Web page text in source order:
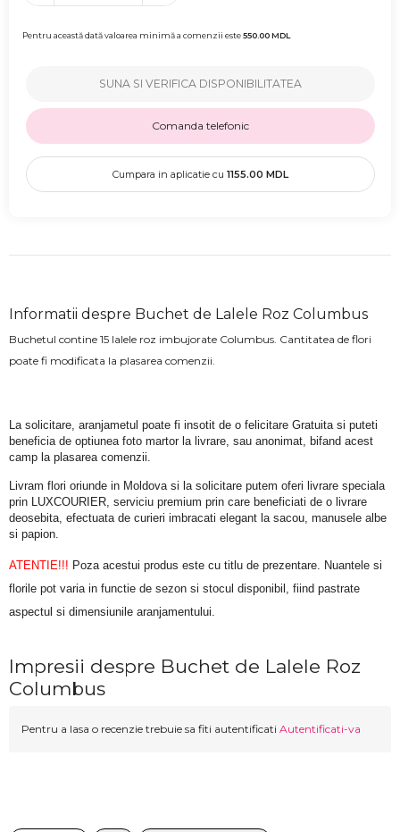
Pentru această dată valoarea minimă a comenzii este550.00MDL
SUNA SI VERIFICA DISPONIBILITATEA
Comanda telefonic
Cumpara in aplicatie cu 1155.00 MDL
Informatii despre Buchet de Lalele Roz Columbus
Buchetul contine 15 lalele roz imbujorate Columbus. Cantitatea de flori
poate fi modificata la plasarea comenzii.
La solicitare, aranjametul poate fi insotit de o felicitare Gratuita si puteti
beneficia de optiunea foto martor la livrare, sau anonimat, bifand acest
camp la plasarea comenzii.
Livram flori oriunde in Moldova si la solicitare putem oferi livrare speciala
prin LUXCOURIER, serviciu premium prin care beneficiati de o livrare
deosebita, efectuata de curieri imbracati elegant la sacou, manusele albe
si papion.
ATENTIE!!! Poza acestui produs este cu titlu de prezentare. Nuantele si
florile pot varia in functie de sezon si stocul disponibil, fiind pastrate
aspectul si dimensiunile aranjamentului.
Impresii despre Buchet de Lalele Roz
Columbus
Pentru a lasa o recenzie trebuie sa fiti autentificati Autentificati-va